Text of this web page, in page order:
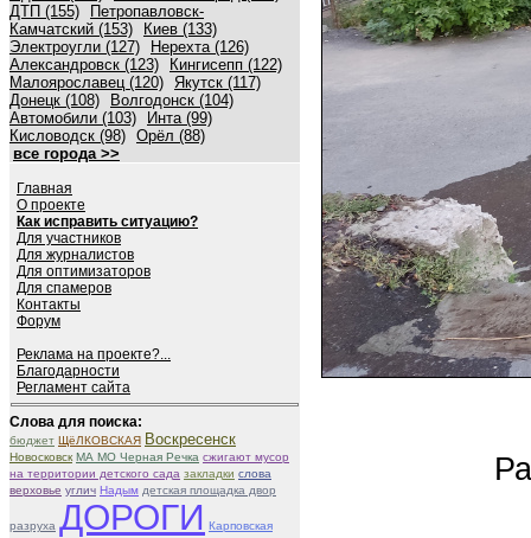
ДТП (155)
Петропавловск-
Камчатский (153)
Киев (133)
Электроугли (127)
Нерехта (126)
Александровск (123)
Кингисепп (122)
Малоярославец (120) Якутск (117)
Донецк (108)
Волгодонск (104)
Автомобили (103)
Инта (99)
Кисловодск (98) Орёл (88)
все города >>
Главная
О проекте
Как исправить ситуацию?
Для участников
Для журналистов
Для оптимизаторов
Для спамеров
Контакты
Форум
Реклама на проекте?...
Благодарности
Регламент сайта
Слова для поиска:
бюджет ЩёЛКОВСКАЯ Воскресенск
Новосковск МА МО Черная Речка сжигают мусор
на территории детского сада закладки слова
верховье углич Надым детская площадка двор
разруха ДОРОГИ Карповская